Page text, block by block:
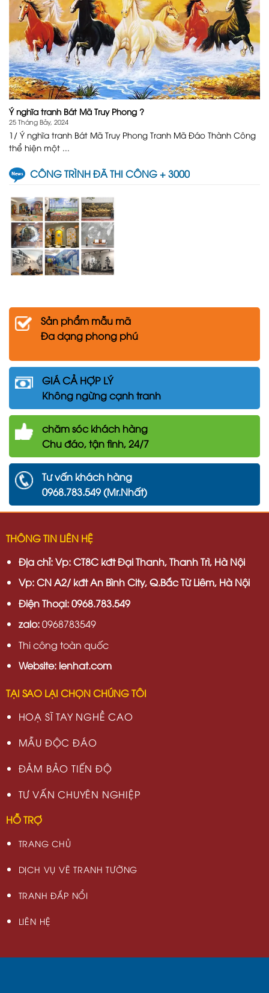
Ý nghĩa tranh Bát Mã Truy Phong ?
25 Tháng Bảy, 2024
1/ Ý nghĩa tranh Bát Mã Truy Phong Tranh Mã Đáo Thành Công
thể hiện một ...
CÔNG TRÌNH ĐÃ THI CÔNG + 3000
Sản phẩm mẫu mã
Đa dạng phong phú
GIÁ CẢ HỢP LÝ
Không ngừng cạnh tranh
chămsóc khách hàng
Chu đáo, tận tình, 24/7
Tư vấn khách hàng
0968.783.549 (Mr.Nhất)
THÔNG TIN LIÊN HỆ
Địa chỉ: Vp: CT8C kđt Đại Thanh, Thanh Trì, Hà Nội
Vp: CN A2/ kđt An Bình City, Q.Bắc Từ Liêm, Hà Nội
Điện Thoại: 0968.783.549
zalo:0968783549
Thi công toàn quốc
Website: lenhat.com
TẠI SAO LẠI CHỌN CHÚNG TÔI
HOẠ SĨ TAY NGHỀ CAO
MẪU ĐỘC ĐÁO
ĐẢM BẢO TIẾN ĐỘ
TƯ VẤN CHUYÊN NGHIỆP
HỖ TRỢ
TRANG CHỦ
DỊCH VỤ VẼ TRANH TƯỜNG
TRANH ĐẮP NỔI
LIÊN HỆ